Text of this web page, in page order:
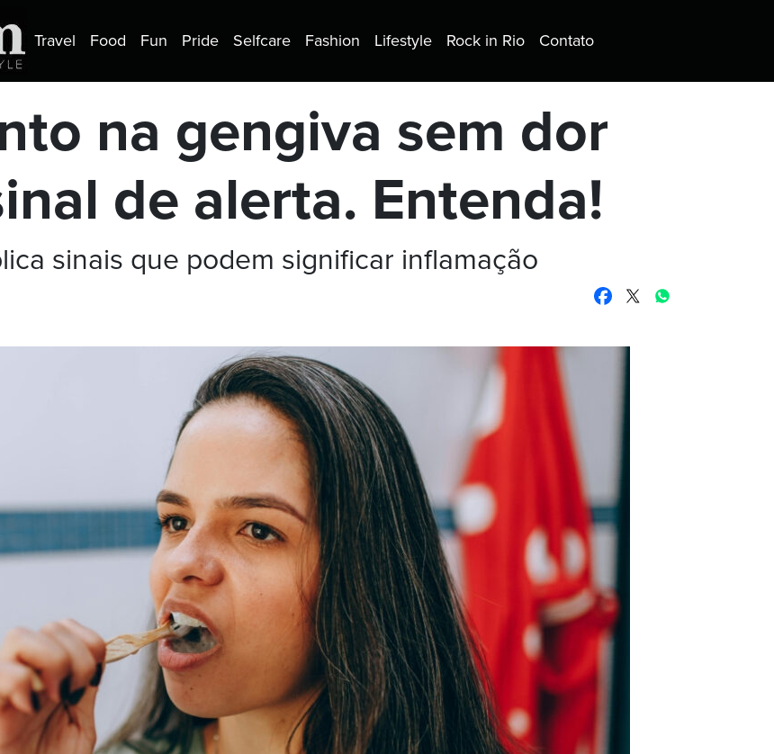
Travel Food Fun Pride Selfcare Fashion Lifestyle Rock in Rio Contato
na gengiva sem dor
de alerta. Entenda!
sinais que podem significar inflamação